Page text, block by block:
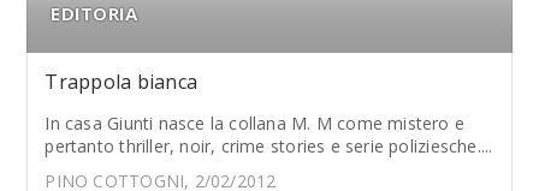
EDITORIA
Trappola bianca
In casa Giunti nasce la collana M. M come mistero e
pertanto thriller, noir, crime stories e serie poliziesche....
PINO COTTOGNI, 2/02/2012